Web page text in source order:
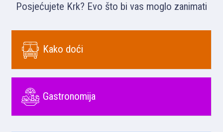
Posjećujete Krk? Evo što bi vas moglo zanimati
Kako doći
Gastronomija